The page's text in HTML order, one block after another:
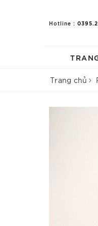
Hotline :
Trang chủ